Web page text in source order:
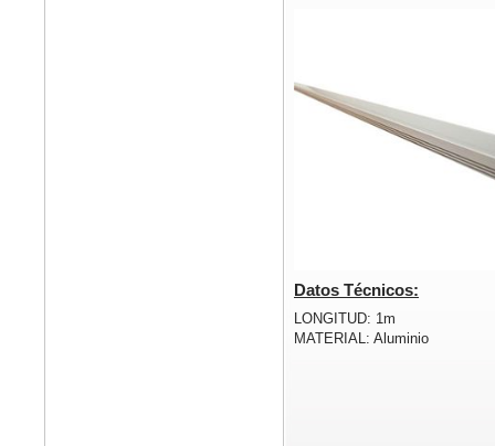
Datos Técnicos:
LONGITUD: 1m
MATERIAL: Aluminio